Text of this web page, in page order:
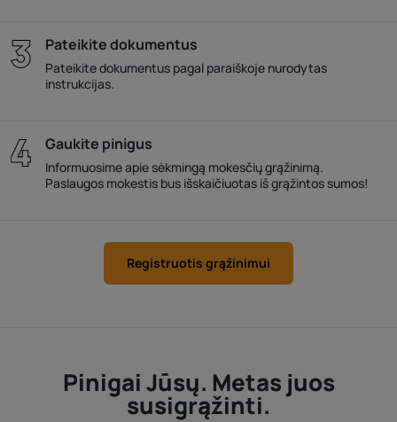
Pateikite dokumentus
Pateikite dokumentus pagal paraiškoje nurodytas
instrukcijas.
Gaukite pinigus
Informuosime apie sėkmingą mokesčių grąžinimą.
Paslaugos mokestis bus išskaičiuotas iš grąžintos sumos!
Registruotis grąžinimui
Pinigai Jūsų. Metas juos
susigrąžinti.